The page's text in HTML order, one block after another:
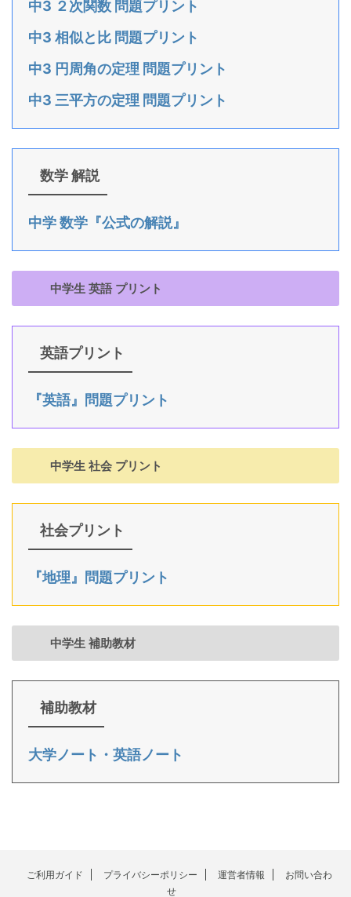
中3 ２次関数 問題プリント
中3 相似と比 問題プリント
中3 円周角の定理 問題プリント
中3 三平方の定理 問題プリント
数学 解説
中学 数学『公式の解説』
中学生 英語 プリント
英語プリント
『英語』問題プリント
中学生 社会 プリント
社会プリント
『地理』問題プリント
中学生 補助教材
補助教材
大学ノート・英語ノート
ご利用ガイド プライバシーポリシー 運営者情報
お問い合わ
せ